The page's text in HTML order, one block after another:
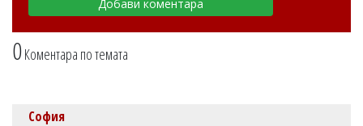
0Коментара по темата
София